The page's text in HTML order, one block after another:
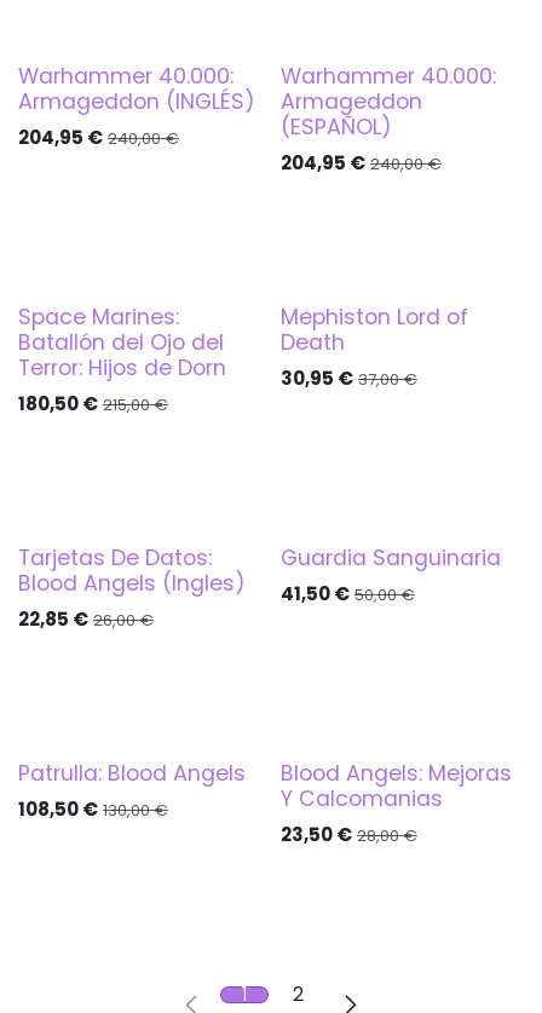
PREVENTA
Warhammer 40.000:
Armageddon (INGLÉS)
204,95 € 240,00€
Warhammer 40.000:
Armageddon
(ESPAÑOL)
204,95 € 240,00€
Space Marines:
Batallón del Ojo del
Terror: Hijos de Dorn
180,50€ 215,00€
Mephiston Lord of
Death
30,95 € 37,00€
Tarjetas De Datos:
Blood Angels (Ingles)
22,85 € 26,00€
Guardia Sanguinaria
41,50€ 50,00€
Patrulla: Blood Angels
108,50€ 130,00€
Blood Angels: Mejoras
Y Calcomanias
23,50€ 28,00€
1 2